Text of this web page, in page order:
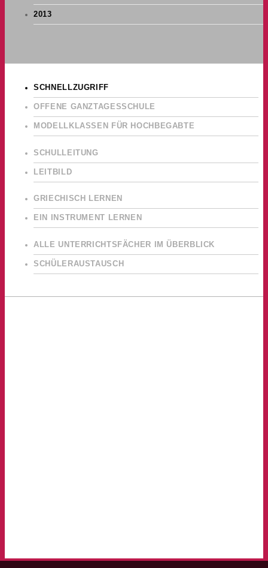
2013
SCHNELLZUGRIFF
OFFENE GANZTAGESSCHULE
MODELLKLASSEN FÜR HOCHBEGABTE
SCHULLEITUNG
LEITBILD
GRIECHISCH LERNEN
EIN INSTRUMENT LERNEN
ALLE UNTERRICHTSFÄCHER IM ÜBERBLICK
SCHÜLERAUSTAUSCH